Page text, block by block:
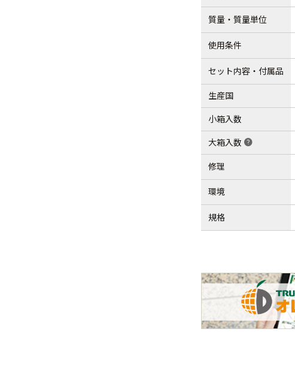
質量・質量単位
使用条件
セット内容・付属品
生産国
小箱入数
大箱入数 help
修理
環境
規格